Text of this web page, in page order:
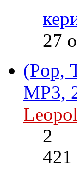
27
(Pop,
MP3,
2
421